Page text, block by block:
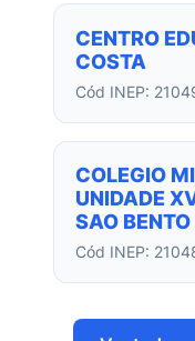
CENTRO
COSTA
Cód INEP:
COLEGIO
UNIDADE
SAO BENTO
Cód INEP: